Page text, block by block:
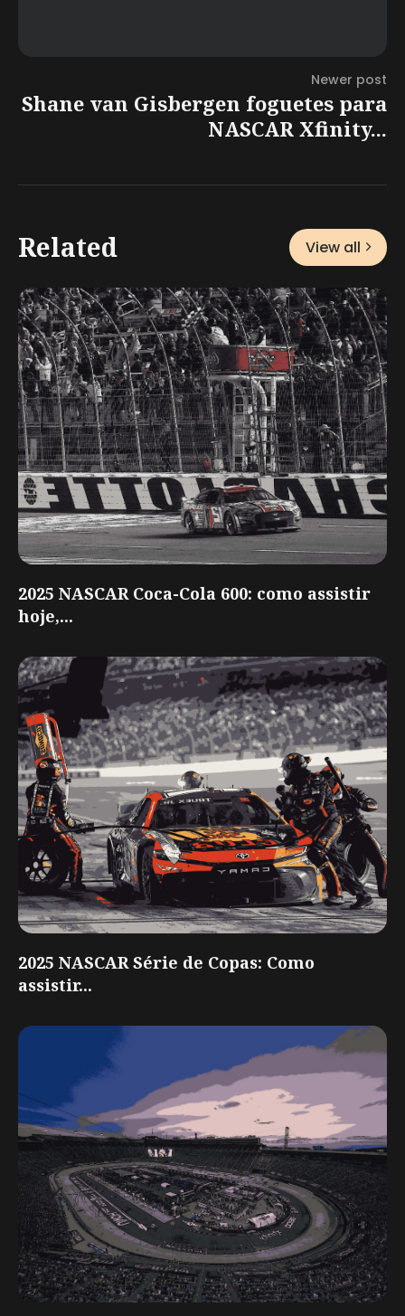
Newer post
Shane van Gisbergen foguetes para
NASCAR Xfinity...
Related View all
2025 NASCAR Coca-Cola 600: como assistir
hoje,...
2025 NASCAR Série de Copas: Como
assistir...